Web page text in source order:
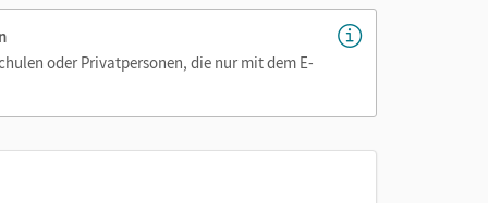
oder Privatpersonen, die nur mit dem E-